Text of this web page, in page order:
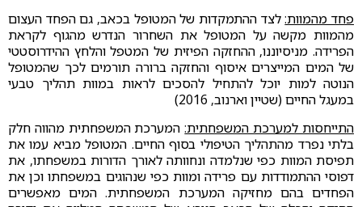
פחד מהמוות:לצד ההתמקדות של המטופל בכאב, גם הפחד העצום
מהמוות מקשה על המטופל את השחרור הנדרש מהגוף לקראת
הפרידה. מניסיוננו, ההחזקה הפיזית של המטפל והלחץ ההידרוסטטי
של המים המייצרים איסוף והחזקה ברורה תורמים לכך שהמטופל
הנוטה למות יוכל להתחיל להסכים לראות במוות תהליך טבעי
במעגל החיים (שטיין וארנוב, 2016)
התייחסות למערכת המשפחתית:המערכת המשפחתית מהווה חלק
בלתי נפרד מהתהליך הטיפולי בסוף החיים. המטופל מביא עמו את
תפיסת המוות כפי שנלמדה ונחוותה לאורך הדורות במשפחתו, את
דפוסי ההתמודדות עם פרידה ומוות כפי שנהוגים במשפחתו וכן את
הפחדים בהם מחזיקה המערכת המשפחתית. המים מאפשרים